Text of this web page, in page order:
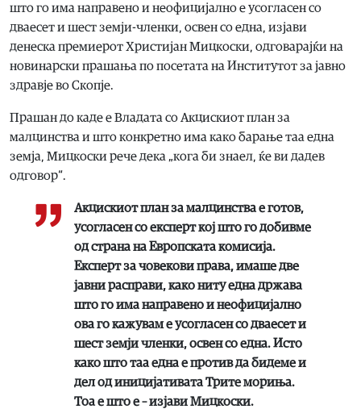
што го има направено и неофицијално е усогласен со
дваесет и шест земји-членки, освен со една, изјави
денеска премиерот Христијан Мицкоски, одговарајќи на
новинарски прашања по посетата на Институтот за јавно
здравје во Скопје.
Прашан до каде е Владата со Акцискиот план за
малцинства и што конкретно има како барање таа една
земја, Мицкоски рече дека „кога би знаел, ќе ви дадев
одговор“.
Акцискиот план за малцинства е готов,
усогласен со експерт кој што го добивме
од страна на Европската комисија.
Експерт за човекови права, имаше две
јавни расправи, како ниту една држава
што го има направено и неофицијално
ова го кажувам е усогласен со дваесет и
шест земји членки, освен со една. Исто
како што таа една е против да бидеме и
дел од иницијативата Трите мориња.
Тоа е што е – изјави Мицкоски.